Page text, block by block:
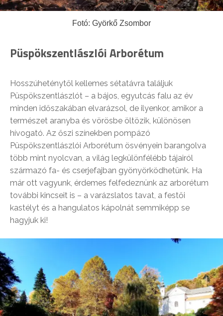
Fotó: Györkő Zsombor
Püspökszentlászlói Arborétum
Hosszúheténytől kellemes sétatávra találjuk
Püspökszentlászlót – a bájos, egyutcás falu az év
minden időszakában elvarázsol, de ilyenkor, amikor a
természet aranyba és vörösbe öltözik, különösen
hívogató. Az őszi színekben pompázó
Püspökszentlászlói Arborétum ösvényein barangolva
több mint nyolcvan, a világ legkülönfélébb tájairól
származó fa- és cserjefajban gyönyörködhetünk. Ha
már ott vagyunk, érdemes felfedeznünk az arborétum
további kincseit is – a varázslatos tavat, a festői
kastélyt és a hangulatos kápolnát semmiképp se
hagyjuk ki!